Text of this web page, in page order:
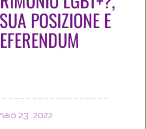
POSIZIONE E
23, 2022